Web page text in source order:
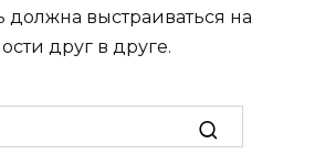
должна выстраиваться на
друг в друге.